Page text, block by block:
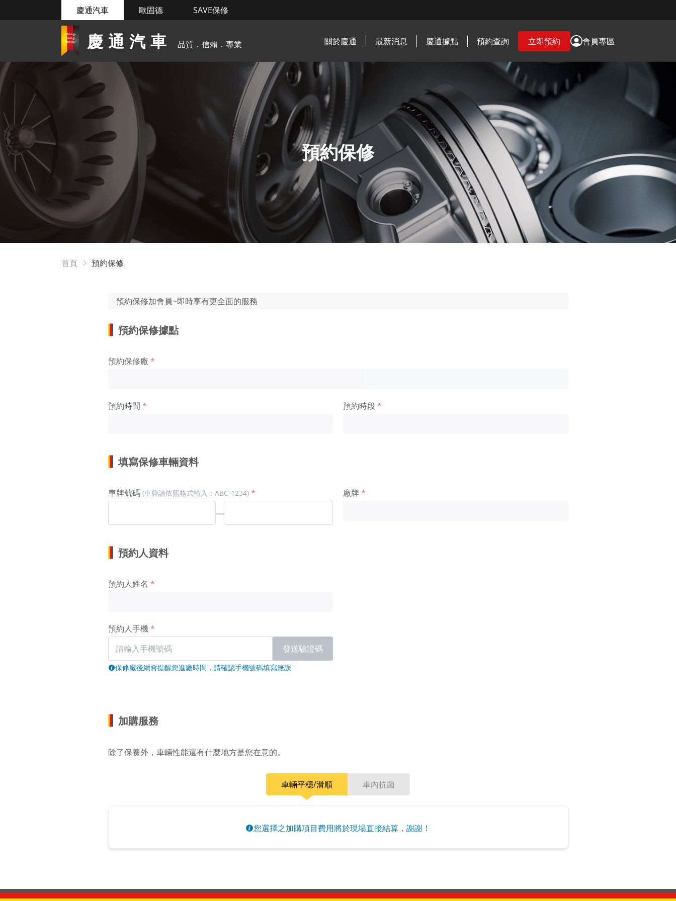
慶通汽車 歐固德 SAVE保修
慶通汽車 品質．信賴．專業 關於慶通 最新消息 慶通據點 預約查詢 立即預約 會員專區
預約保修
首頁 預約保修
預約保修加會員~即時享有更全面的服務
預約保修據點
預約保修廠
預約時間 預約時段
填寫保修車輛資料
車牌號碼 (車牌請依照格式輸入：ABC-1234)
—
廠牌
預約人資料
預約人姓名
預約人手機
發送驗證碼
保修廠後續會提醒您進廠時間，請確認手機號碼填寫無誤
加購服務
除了保養外，車輛性能還有什麼地方是您在意的。
車輛平穩/滑順 車內抗菌
您選擇之加購項目費用將於現場直接結算，謝謝！